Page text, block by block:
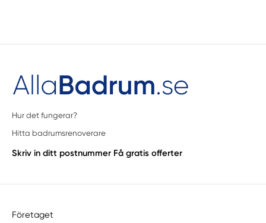
Hur det fungerar?
Hitta badrumsrenoverare
Skriv in ditt postnummer Få gratis offerter
Företaget